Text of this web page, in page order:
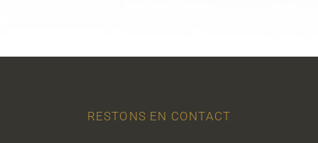
RESTONS EN CONTACT